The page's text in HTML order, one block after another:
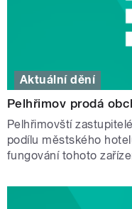
Aktuální dění
Pelhřimov prodá
Pelhřimovští
podílu městského
fungování tohoto